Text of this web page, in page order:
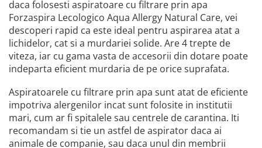
daca folosesti aspiratoare cu filtrare prin apa
Forzaspira Lecologico Aqua Allergy Natural Care, vei
descoperi rapid ca este ideal pentru aspirarea atat a
lichidelor, cat si a murdariei solide. Are 4 trepte de
viteza, iar cu gama vasta de accesorii din dotare poate
indeparta eficient murdaria de pe orice suprafata.
Aspiratoarele cu filtrare prin apa sunt atat de eficiente
impotriva alergenilor incat sunt folosite in institutii
mari, cum ar fi spitalele sau centrele de carantina. Iti
recomandam si tie un astfel de aspirator daca ai
animale de companie, sau daca unul din membrii